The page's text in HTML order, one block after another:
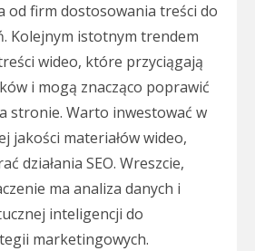
od firm dostosowania treści do
Kolejnym istotnym trendem
wideo, które przyciągają
i mogą znacząco poprawić
stronie. Warto inwestować w
jakości materiałów wideo,
działania SEO. Wreszcie,
ma analiza danych i
inteligencji do
marketingowych.